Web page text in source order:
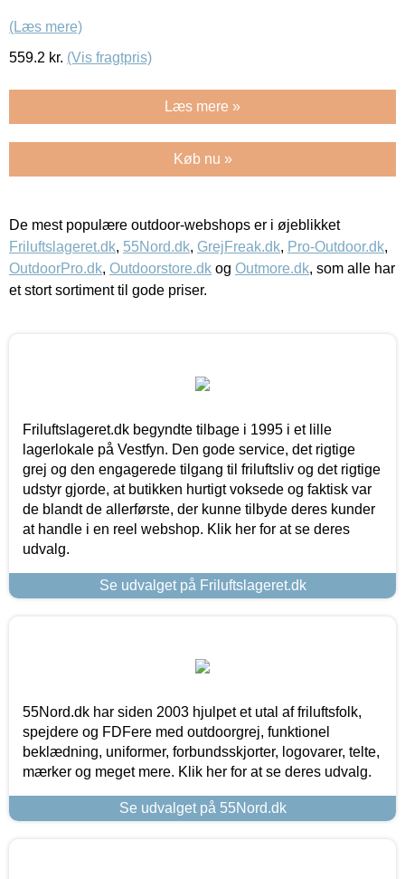
(Læs mere)
559.2 kr. (Vis fragtpris)
Læs mere »
Køb nu »
De mest populære outdoor-webshops er i øjeblikket
Friluftslageret.dk, 55Nord.dk, GrejFreak.dk, Pro-Outdoor.dk,
OutdoorPro.dk, Outdoorstore.dk og Outmore.dk, som alle har
et stort sortiment til gode priser.
Friluftslageret.dk begyndte tilbage i 1995 i et lille
lagerlokale på Vestfyn. Den gode service, det rigtige
grej og den engagerede tilgang til friluftsliv og det rigtige
udstyr gjorde, at butikken hurtigt voksede og faktisk var
de blandt de allerførste, der kunne tilbyde deres kunder
at handle i en reel webshop. Klik her for at se deres
udvalg.
Se udvalget på Friluftslageret.dk
55Nord.dk har siden 2003 hjulpet et utal af friluftsfolk,
spejdere og FDFere med outdoorgrej, funktionel
beklædning, uniformer, forbundsskjorter, logovarer, telte,
mærker og meget mere. Klik her for at se deres udvalg.
Se udvalget på 55Nord.dk